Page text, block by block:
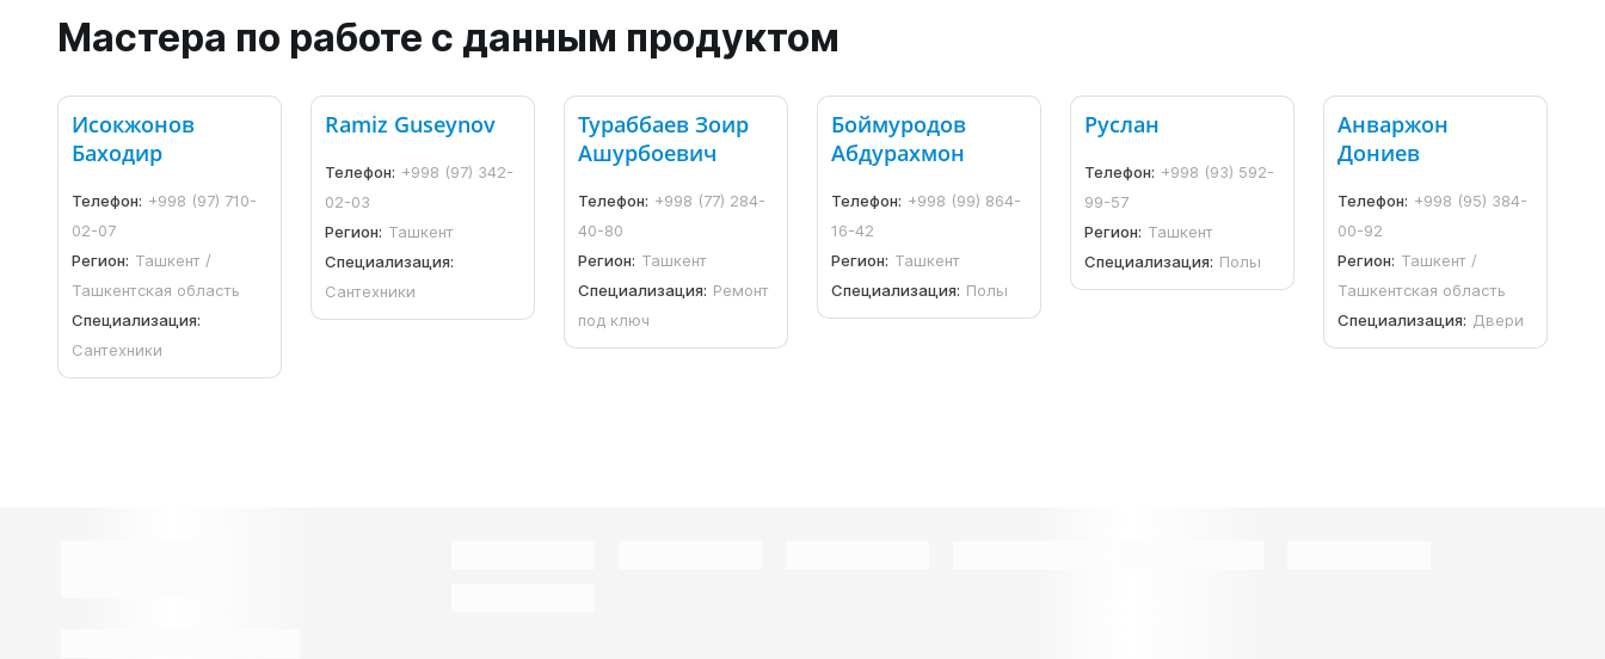
Мастера по работе с данным продуктом
Исокжонов
Баходир
Телефон: +998 (97) 710-
02-07
Регион: Ташкент /
Ташкентская область
Специализация:
Сантехники
Ramiz Guseynov
Телефон: +998 (97) 342-
02-03
Регион: Ташкент
Специализация:
Сантехники
Тураббаев Зоир
Ашурбоевич
Телефон: +998 (77) 284-
40-80
Регион: Ташкент
Специализация: Ремонт
под ключ
Боймуродов
Абдурахмон
Телефон: +998 (99) 864-
16-42
Регион: Ташкент
Специализация: Полы
Руслан
Телефон: +998 (93) 592-
99-57
Регион: Ташкент
Специализация: Полы
Анваржон
Дониев
Телефон: +998 (95) 384-
00-92
Регион: Ташкент /
Ташкентская область
Специализация: Двери